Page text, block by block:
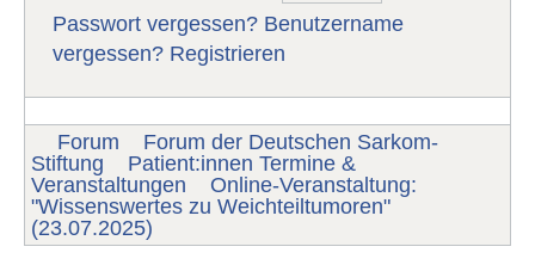
Passwort vergessen? Benutzername
vergessen? Registrieren
Forum
Forum der Deutschen Sarkom-
Stiftung
Patient:innen Termine &
Veranstaltungen
Online-Veranstaltung:
"Wissenswertes zu Weichteiltumoren"
(23.07.2025)